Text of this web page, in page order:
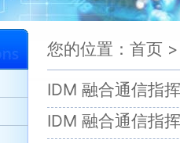
您的位置： 首页
IDM 融合通信指
IDM 融合通信指